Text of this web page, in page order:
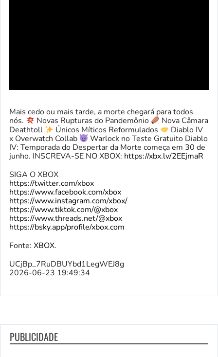
Mais cedo ou mais tarde, a morte chegará para todos
nós.
Novas Rupturas do Pandemônio
Nova Câmara
Deathtoll
Únicos Míticos Reformulados
Diablo IV
x Overwatch Collab
Warlock no Teste Gratuito Diablo
IV: Temporada do Despertar da Morte começa em 30 de
junho. INSCREVA-SE NO XBOX: https://xbx.lv/2EEjmaR
SIGA O XBOX
https://twitter.com/xbox
https://www.facebook.com/xbox
https://www.instagram.com/xbox/
https://www.tiktok.com/@xbox
https://www.threads.net/@xbox
https://bsky.app/profile/xbox.com
Fonte: XBOX.
UCjBp_7RuDBUYbd1LegWEJ8g
2026-06-23 19:49:34
PUBLICIDADE